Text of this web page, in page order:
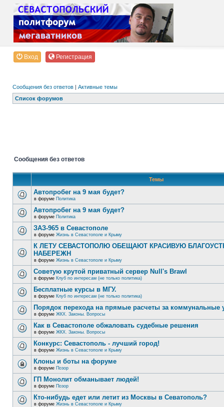
Вход Регистрация
Сообщения без ответов | Активные темы
Список форумов
Сообщения без ответов
Темы
Автопробег на 9 мая будет?
в форуме Политика
Автопробег на 9 мая будет?
в форуме Политика
ЗАЗ-965 в Севастополе
в форуме Жизнь в Севастополе и Крыму
К ЛЕТУ СЕВАСТОПОЛЮ ОБЕЩАЮТ КРАСИВУЮ
НАБЕРЕЖН
в форуме Жизнь в Севастополе и Крыму
Советую крутой приватный сервер Null's Brawl
в форуме Клуб по интересам (не только политика)
Бесплатные курсы в МГУ.
в форуме Клуб по интересам (не только политика)
Порядок перехода на прямые расчеты за коммунальные
в форуме ЖКХ. Законы. Вопросы
Как в Севастополе обжаловать судебные решения
в форуме ЖКХ. Законы. Вопросы
Конкурс: Севастополь - лучший город!
в форуме Жизнь в Севастополе и Крыму
Клоны и боты на форуме
в форуме Позор
ГП Монолит обманывает людей!
в форуме Позор
Кто-нибудь едет или летит из Москвы в Севатополь?
в форуме Жизнь в Севастополе и Крыму